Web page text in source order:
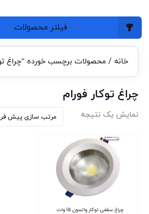
فیلتر محصولات
خانه / محصولات برچسب خورده “چراغ
چراغ توکار فورام
نمایش یک نتیجه
چراغ سقفی توکار واتسون 15 وات